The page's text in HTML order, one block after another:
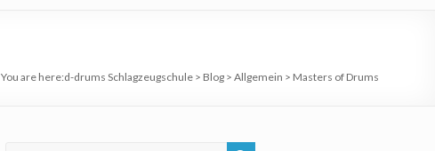
You are here:d-drums Schlagzeugschule > Blog > Allgemein > Masters of Drums